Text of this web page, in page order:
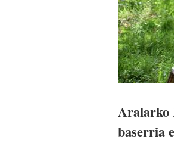
Aralarko
baserria